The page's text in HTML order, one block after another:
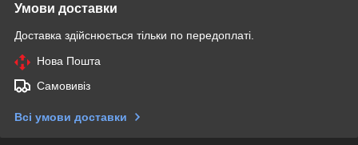
Умови доставки
Доставка здійснюється тільки по передоплаті.
Нова Пошта
Самовивіз
Всі умови доставки